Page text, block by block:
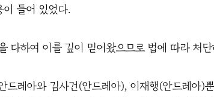
이 들어 있었다.
다하여 이를 깊이 믿어왔으므로 법에 따라 처
드레아와 김사건(안드레아), 이재행(안드레아)